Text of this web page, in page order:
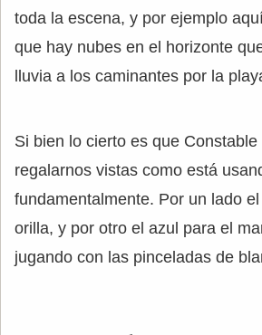
toda la escena, y por ejemplo
que hay nubes en el horizonte
lluvia a los caminantes por la
Si bien lo cierto es que
regalarnos vistas como está
fundamentalmente. Por un lado
orilla, y por otro el azul para el
jugando con las pinceladas de